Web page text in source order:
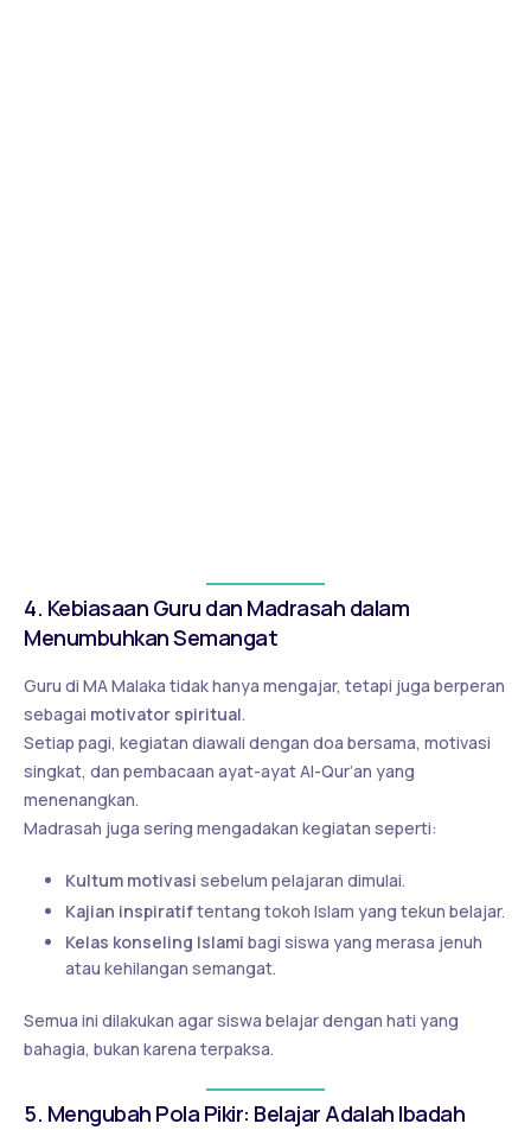
4. Kebiasaan Guru dan Madrasah dalam
Menumbuhkan Semangat
Guru di MA Malaka tidak hanya mengajar, tetapi juga berperan
sebagai motivator spiritual.
Setiap pagi, kegiatan diawali dengan doa bersama, motivasi
singkat, dan pembacaan ayat-ayat Al-Qur’an yang
menenangkan.
Madrasah juga sering mengadakan kegiatan seperti:
Kultum motivasi sebelum pelajaran dimulai.
Kajian inspiratiftentang tokoh Islam yang tekun belajar.
Kelas konseling Islami bagi siswa yang merasa jenuh
atau kehilangan semangat.
Semua ini dilakukan agar siswa belajar dengan hati yang
bahagia, bukan karena terpaksa.
5. Mengubah Pola Pikir: Belajar Adalah Ibadah